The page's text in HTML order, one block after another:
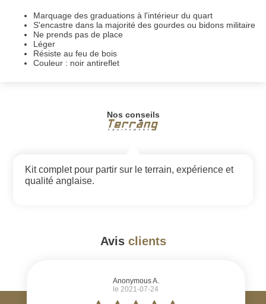
Marquage des graduations à l'intérieur du quart
S'encastre dans la majorité des gourdes ou bidons militaire
Ne prends pas de place
Léger
Résiste au feu de bois
Couleur : noir antireflet
Nos conseils
Kit complet pour partir sur le terrain, expérience et
qualité anglaise.
Avis clients
Anonymous A.
le 2021-07-24